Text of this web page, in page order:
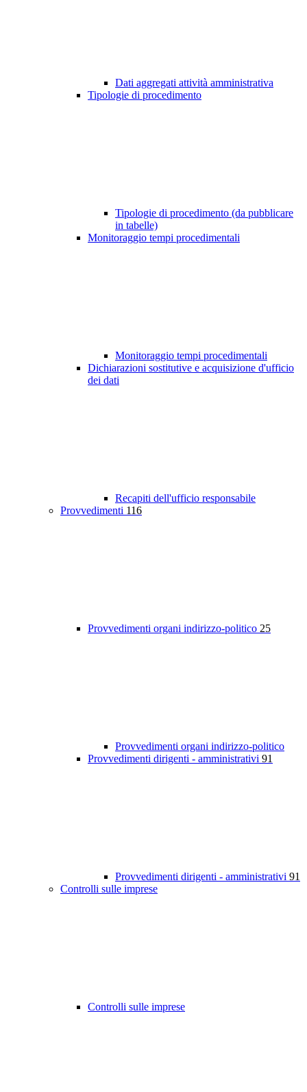
Dati aggregati attività amministrativa
Tipologie di procedimento
Tipologie di procedimento (da pubblicare
in tabelle)
Monitoraggio tempi procedimentali
Monitoraggio tempi procedimentali
Dichiarazioni sostitutive e acquisizione d'ufficio
dei dati
Recapiti dell'ufficio responsabile
Provvedimenti 116
Provvedimenti organi indirizzo-politico 25
Provvedimenti organi indirizzo-politico
Provvedimenti dirigenti - amministrativi 91
Provvedimenti dirigenti - amministrativi 91
Controlli sulle imprese
Controlli sulle imprese